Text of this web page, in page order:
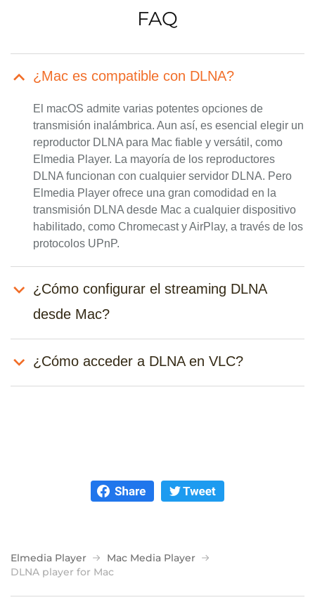
FAQ
¿Mac es compatible con DLNA?
El macOS admite varias potentes opciones de
transmisión inalámbrica. Aun así, es esencial elegir un
reproductor DLNA para Mac fiable y versátil, como
Elmedia Player. La mayoría de los reproductores
DLNA funcionan con cualquier servidor DLNA. Pero
Elmedia Player ofrece una gran comodidad en la
transmisión DLNA desde Mac a cualquier dispositivo
habilitado, como Chromecast y AirPlay, a través de los
protocolos UPnP.
¿Cómo configurar el streaming DLNA
desde Mac?
¿Cómo acceder a DLNA en VLC?
Elmedia Player
Mac Media Player
DLNA player for Mac